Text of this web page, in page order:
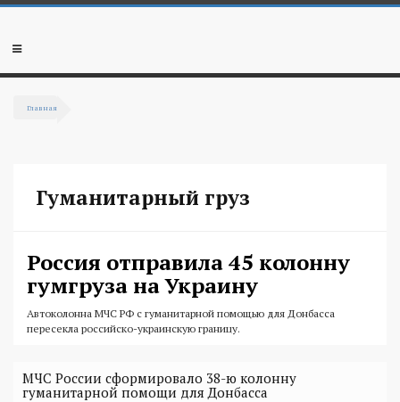
Перейти к основному содержанию
Мобильное
Главная
Гуманитарный груз
Россия отправила 45 колонну
гумгруза на Украину
Автоколонна МЧС РФ с гуманитарной помощью для Донбасса
пересекла российско-украинскую границу.
МЧС России сформировало 38-ю колонну
гуманитарной помощи для Донбасса